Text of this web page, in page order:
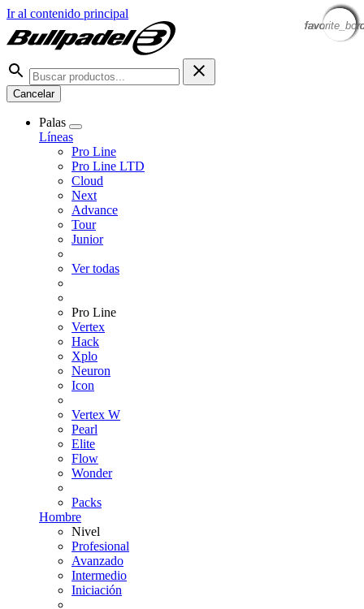
Ir al contenido principal
Cancelar
Palas
Líneas
Pro Line
Pro Line LTD
Cloud
Next
Advance
Tour
Junior
Ver todas
Pro Line
Vertex
Hack
Xplo
Neuron
Icon
Vertex W
Pearl
Elite
Flow
Wonder
Packs
Hombre
Nivel
Profesional
Avanzado
Intermedio
Iniciación